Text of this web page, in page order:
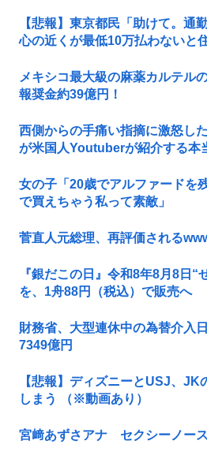
【悲報】東京都民「助けて。通
心の近くが最低10万払わないと
メキシコ最大級の麻薬カルテル
報奨金約39億円！
西側からの手痛い指摘に激怒し
が米国人Youtuberが紹介する本
女の子「20歳でアルファードを
で買えちゃう私って素敵」
菅直人元総理、再評価される
『銀だこの日』令和8年8月8日
を、1舟88円（税込）で販売へ
財務省、大型連休中の為替介入
7349億円
【悲報】ディズニーとUSJ、JK
しまう （※動画あり）
宮﨑あずさアナ セクシーノース